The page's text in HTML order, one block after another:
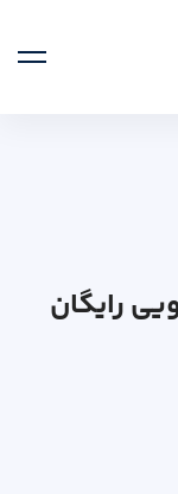
رایگان